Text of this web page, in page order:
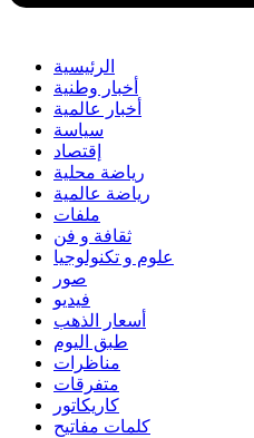
الرئيسية
أخبار وطنية
أخبار عالمية
سياسة
إقتصاد
رياضة محلية
رياضة عالمية
ملفات
ثقافة و فن
علوم و تكنولوجيا
صور
فيديو
أسعار الذهب
طبق اليوم
مناظرات
متفرقات
كاريكاتور
كلمات مفاتيح